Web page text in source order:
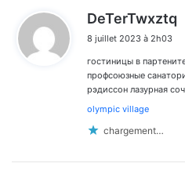
DeTerTwxztq
:
8 juillet 2023 à 2h03
гостиницы в
профсоюзные
рэдиссон лазурная
olympic village
chargement…